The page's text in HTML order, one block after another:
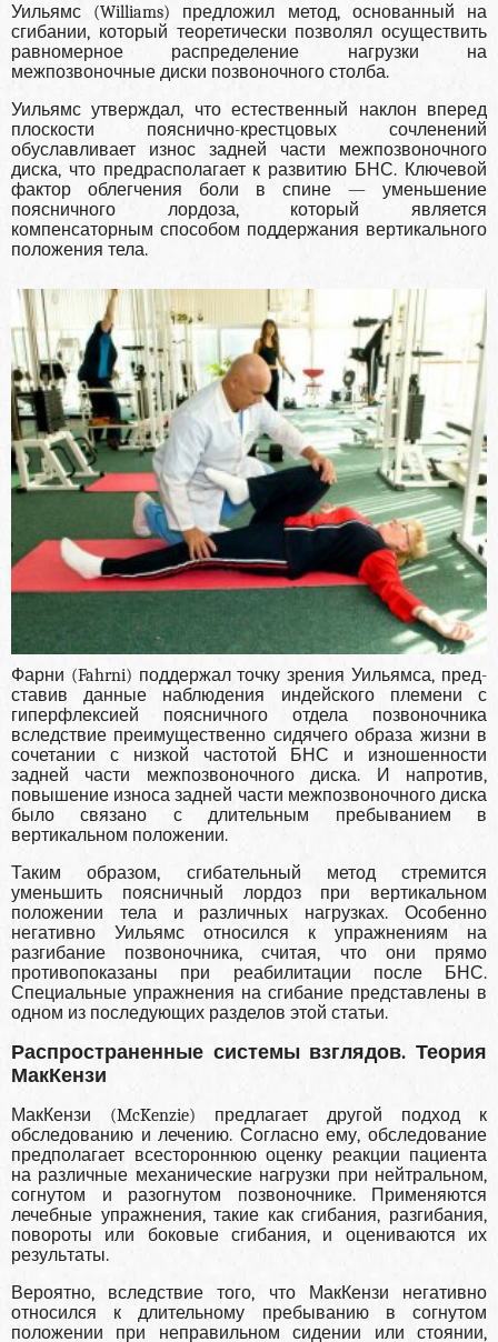
Уильямс (Williams) предложил метод, основанный на
сгибании, который теоретически позволял осу­ществить
равномерное распределение нагрузки на
межпозвоночные диски позвоночного столба.
Уильямс утверждал, что естественный наклон вперед
плоскости пояснично-крестцовых сочлене­ний
обуславливает износ задней части межпозво­ночного
диска, что предрасполагает к развитию БНС. Ключевой
фактор облегчения боли в спи­не — уменьшение
поясничного лордоза, который является
компенсаторным способом поддержания вертикального
положения тела.
Фарни (Fahrni) поддержал точку зрения Уильямса, пред­
ставив данные наблюдения индейского племени с
гиперфлексией поясничного отдела позвоночни­ка
вследствие преимущественно сидячего образа жизни в
сочетании с низкой частотой БНС и изношенности
задней части межпозвоночного дис­ка. И напротив,
повышение износа задней части межпозвоночного диска
было связано с дли­тельным пребыванием в
вертикальном положе­нии.
Таким образом, сгибательный метод стремит­ся
уменьшить поясничный лордоз при верти­кальном
положении тела и различных нагрузках. Особенно
негативно Уильямс относился к упраж­нениям на
разгибание позвоночника, считая, что они прямо
противопоказаны при реабилитации после БНС.
Специальные упражнения на сги­бание представлены в
одном из последующих раз­делов этой статьи.
Распространенные системы взглядов. Теория
МакКензи
МакКензи (McKenzie) предлагает другой подход к
обследованию и лечению. Согласно ему, обследо­вание
предполагает всестороннюю оценку реак­ции пациента
на различные механические нагруз­ки при нейтральном,
согнутом и разогнутом по­звоночнике. Применяются
лечебные упражне­ния, такие как сгибания, разгибания,
повороты или боковые сгибания, и оцениваются их
резуль­таты.
Вероятно, вследствие того, что МакКен­зи негативно
относился к длительному пребыва­нию в согнутом
положении при неправильном сидении или стоянии,